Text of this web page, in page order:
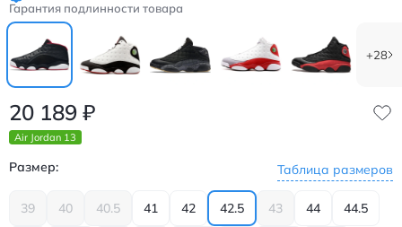
Гарантия подлинности товара
+28
20 189 ₽
Air Jordan 13
Размер: Таблица размеров
39 40 40.5 41 42 42.5 43 44 44.5